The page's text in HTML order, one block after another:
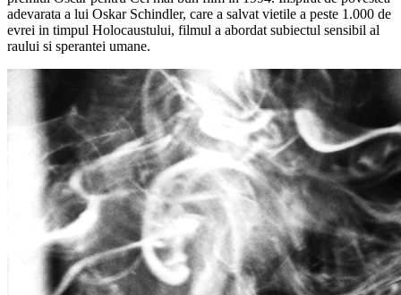
adevarata a lui Oskar Schindler, care a salvat vietile a peste 1.000 de
evrei in timpul Holocaustului, filmul a abordat subiectul sensibil al
raului si sperantei umane.